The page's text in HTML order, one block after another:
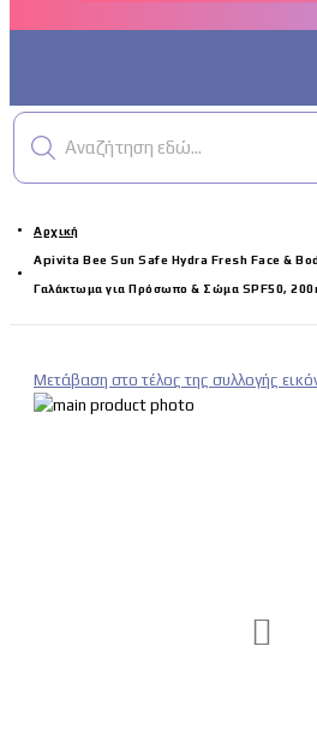
Αναζήτηση εδώ...
Αρχική
Apivita Bee Sun Safe Hydra Fresh Face &
Γαλάκτωμα για Πρόσωπο & Σώμα SPF50,
Μετάβαση στο τέλος της συλλογής